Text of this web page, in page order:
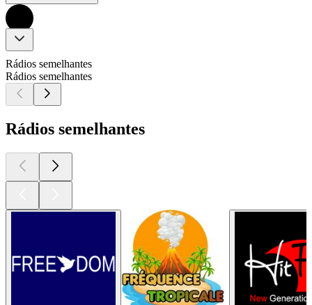
Rádios semelhantes
Rádios semelhantes
Rádios semelhantes